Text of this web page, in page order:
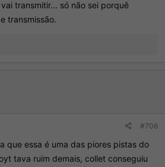
transmitir... só não sei porquê
transmissão.
#706
que essa é uma das piores pistas do
tava ruim demais, collet conseguiu